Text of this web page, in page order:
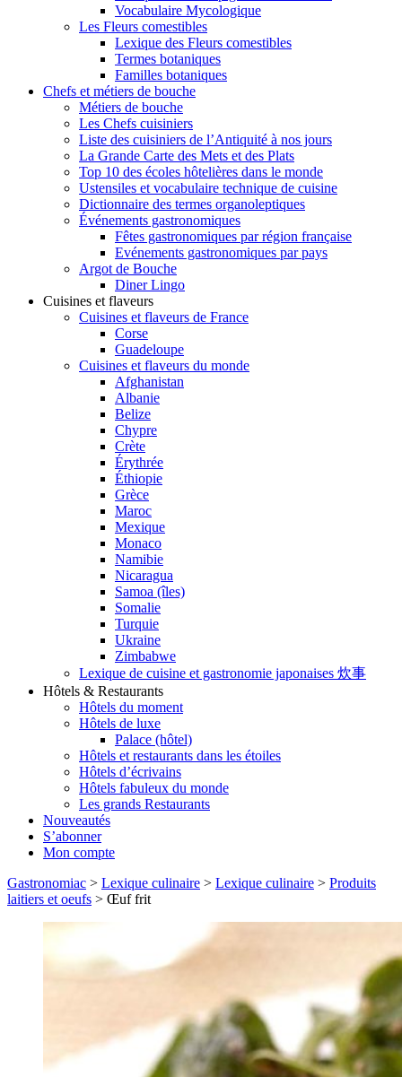
Vocabulaire Mycologique
Les Fleurs comestibles
Lexique des Fleurs comestibles
Termes botaniques
Familles botaniques
Chefs et métiers de bouche
Métiers de bouche
Les Chefs cuisiniers
Liste des cuisiniers de l’Antiquité à nos jours
La Grande Carte des Mets et des Plats
Top 10 des écoles hôtelières dans le monde
Ustensiles et vocabulaire technique de cuisine
Dictionnaire des termes organoleptiques
Événements gastronomiques
Fêtes gastronomiques par région française
Evénements gastronomiques par pays
Argot de Bouche
Diner Lingo
Cuisines et flaveurs
Cuisines et flaveurs de France
Corse
Guadeloupe
Cuisines et flaveurs du monde
Afghanistan
Albanie
Belize
Chypre
Crète
Érythrée
Éthiopie
Grèce
Maroc
Mexique
Monaco
Namibie
Nicaragua
Samoa (îles)
Somalie
Turquie
Ukraine
Zimbabwe
Lexique de cuisine et gastronomie japonaises 炊事
Hôtels & Restaurants
Hôtels du moment
Hôtels de luxe
Palace (hôtel)
Hôtels et restaurants dans les étoiles
Hôtels d’écrivains
Hôtels fabuleux du monde
Les grands Restaurants
Nouveautés
S’abonner
Mon compte
Gastronomiac > Lexique culinaire > Lexique culinaire > Produits
laitiers et oeufs > Œuf frit